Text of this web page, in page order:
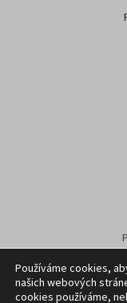
Nastavení cookies
Používáme cookies,
našich webových
cookies používáme,